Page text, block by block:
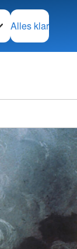
Alles klar